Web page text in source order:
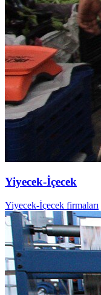
Yiyecek-İçecek
Yiyecek-İçecek firmaları